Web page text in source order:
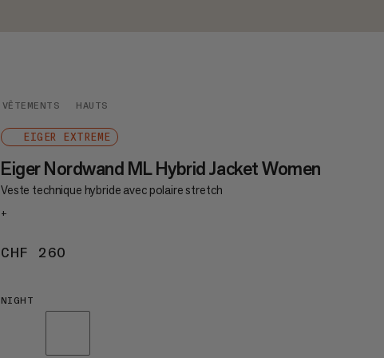
VÊTEMENTS HAUTS
EIGER EXTREME
Eiger Nordwand ML Hybrid Jacket Women
Veste technique hybride avec polaire stretch
+
CHF 260
NIGHT